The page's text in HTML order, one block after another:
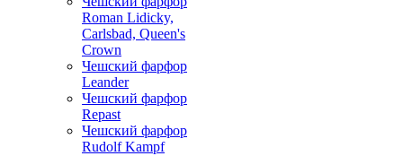
Roman Lidicky,
Carlsbad, Queen's
Crown
Чешский фарфор
Leander
Чешский фарфор
Repast
Чешский фарфор
Rudolf Kampf